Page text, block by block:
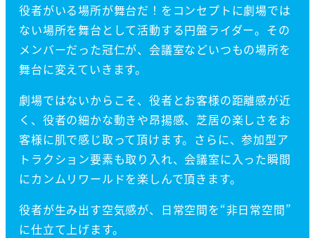
役者がいる場所が舞台だ！をコンセプトに劇場では
ない場所を舞台として活動する円盤ライダー。その
メンバーだった冠仁が、会議室などいつもの場所を
舞台に変えていきます。
劇場ではないからこそ、役者とお客様の距離感が近
く、役者の細かな動きや昂揚感、芝居の楽しさをお
客様に肌で感じ取って頂けます。さらに、参加型ア
トラクション要素も取り入れ、会議室に入った瞬間
にカンムリワールドを楽しんで頂きます。
役者が生み出す空気感が、日常空間を“非日常空間”
に仕立て上げます。